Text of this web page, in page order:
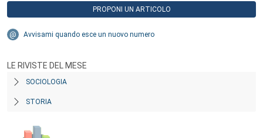
PROPONI UN ARTICOLO
Avvisami quando esce un nuovo numero
LE RIVISTE DEL MESE
SOCIOLOGIA
STORIA